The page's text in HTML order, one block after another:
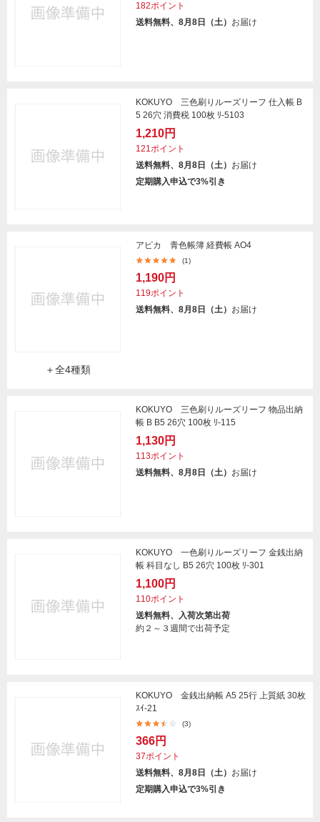
182ポイント
送料無料、8月8日（土） お届け
KOKUYO 三色刷りルーズリーフ 仕入帳 B
5 26穴 消費税 100枚 ﾘ-5103
1,210円
121ポイント
送料無料、8月8日（土） お届け
定期購入申込で3%引き
＋全4種類
アピカ 青色帳簿 経費帳 AO4
(1)
1,190円
119ポイント
送料無料、8月8日（土） お届け
KOKUYO 三色刷りルーズリーフ 物品出納
帳 B B5 26穴 100枚 ﾘ-115
1,130円
113ポイント
送料無料、8月8日（土） お届け
KOKUYO 一色刷りルーズリーフ 金銭出納
帳 科目なし B5 26穴 100枚 ﾘ-301
1,100円
110ポイント
送料無料、入荷次第出荷
約２～３週間で出荷予定
KOKUYO 金銭出納帳 A5 25行 上質紙 30枚
ｽｲ-21
(3)
366円
37ポイント
送料無料、8月8日（土） お届け
定期購入申込で3%引き